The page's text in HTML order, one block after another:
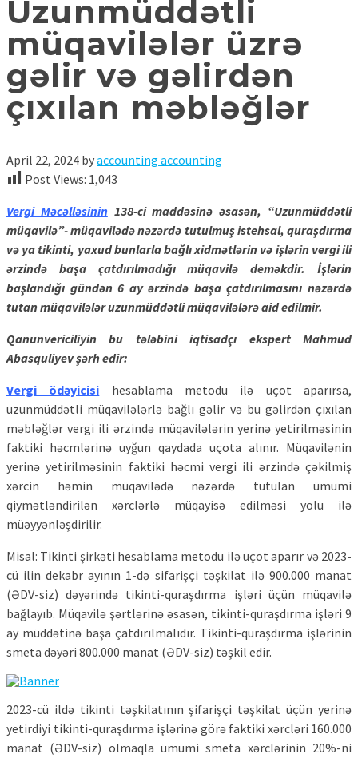
Uzunmüddətli
müqavilələr üzrə
gəlir və gəlirdən
çıxılan məbləğlər
April 22, 2024 byaccounting accounting
Post Views: 1,043
Vergi Məcəlləsinin 138-ci maddəsinə əsasən, “Uzunmüddətli
müqavilə”- müqavilədə nəzərdə tutulmuş istehsal, quraşdırma
və ya tikinti, yaxud bunlarla bağlı xidmətlərin və işlərin vergi ili
ərzində başa çatdırılmadığı müqavilə deməkdir. İşlərin
başlandığı gündən 6 ay ərzində başa çatdırılmasını nəzərdə
tutan müqavilələr uzunmüddətli müqavilələrə aid edilmir.
Qanunvericiliyin bu tələbini iqtisadçı ekspert Mahmud
Abasquliyev şərh edir:
Vergi ödəyicisi hesablama metodu ilə uçot aparırsa,
uzunmüddətli müqavilələrlə bağlı gəlir və bu gəlirdən çıxılan
məbləğlər vergi ili ərzində müqavilələrin yerinə yetirilməsinin
faktiki həcmlərinə uyğun qaydada uçota alınır. Müqavilənin
yerinə yetirilməsinin faktiki həcmi vergi ili ərzində çəkilmiş
xərcin həmin müqavilədə nəzərdə tutulan ümumi
qiymətləndirilən xərclərlə müqayisə edilməsi yolu ilə
müəyyənləşdirilir.
Misal: Tikinti şirkəti hesablama metodu ilə uçot aparır və 2023-
cü ilin dekabr ayının 1-də sifarişçi təşkilat ilə 900.000 manat
(ƏDV-siz) dəyərində tikinti-quraşdırma işləri üçün müqavilə
bağlayıb. Müqavilə şərtlərinə əsasən, tikinti-quraşdırma işləri 9
ay müddətinə başa çatdırılmalıdır. Tikinti-quraşdırma işlərinin
smeta dəyəri 800.000 manat (ƏDV-siz) təşkil edir.
2023-cü ildə tikinti təşkilatının şifarişçi təşkilat üçün yerinə
yetirdiyi tikinti-quraşdırma işlərinə görə faktiki xərcləri 160.000
manat (ƏDV-siz) olmaqla ümumi smeta xərclərinin 20%-ni